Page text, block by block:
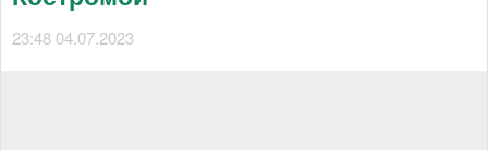
23:48 04.07.2023